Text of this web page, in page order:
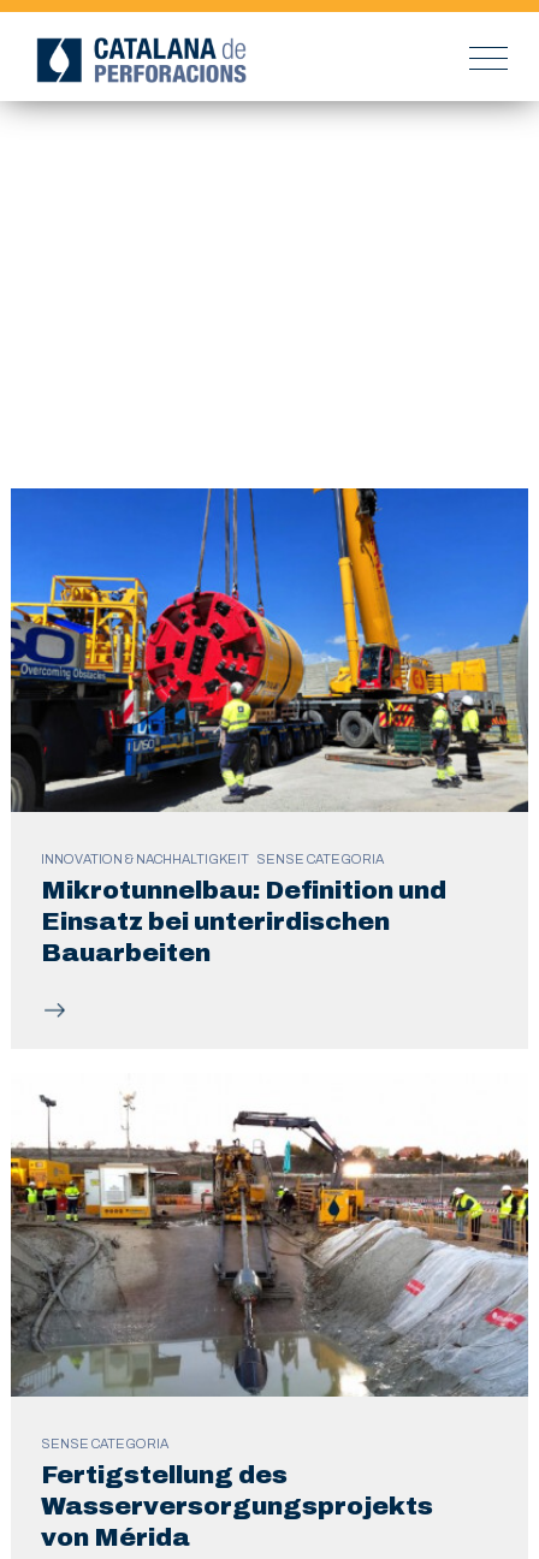
INNOVATION & NACHHALTIGKEIT SENSE CATEGORIA
Mikrotunnelbau: Definition und
Einsatz bei unterirdischen
Bauarbeiten
SENSE CATEGORIA
Fertigstellung des
Wasserversorgungsprojekts
von Mérida